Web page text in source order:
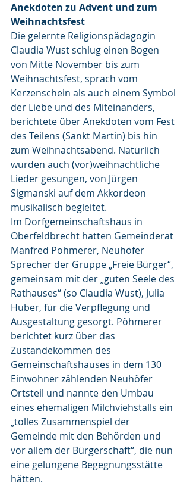
Anekdoten zu Advent und zum
Weihnachtsfest
Die gelernte Religionspädagogin
Claudia Wust schlug einen Bogen
von Mitte November bis zum
Weihnachtsfest, sprach vom
Kerzenschein als auch einem Symbol
der Liebe und des Miteinanders,
berichtete über Anekdoten vom Fest
des Teilens (Sankt Martin) bis hin
zum Weihnachtsabend. Natürlich
wurden auch (vor)weihnachtliche
Lieder gesungen, von Jürgen
Sigmanski auf dem Akkordeon
musikalisch begleitet.
Im Dorfgemeinschaftshaus in
Oberfeldbrecht hatten Gemeinderat
Manfred Pöhmerer, Neuhöfer
Sprecher der Gruppe „Freie Bürger“,
gemeinsam mit der „guten Seele des
Rathauses“ (so Claudia Wust), Julia
Huber, für die Verpflegung und
Ausgestaltung gesorgt. Pöhmerer
berichtet kurz über das
Zustandekommen des
Gemeinschaftshauses in dem 130
Einwohner zählenden Neuhöfer
Ortsteil und nannte den Umbau
eines ehemaligen Milchviehstalls ein
„tolles Zusammenspiel der
Gemeinde mit den Behörden und
vor allem der Bürgerschaft“, die nun
eine gelungene Begegnungsstätte
hätten.